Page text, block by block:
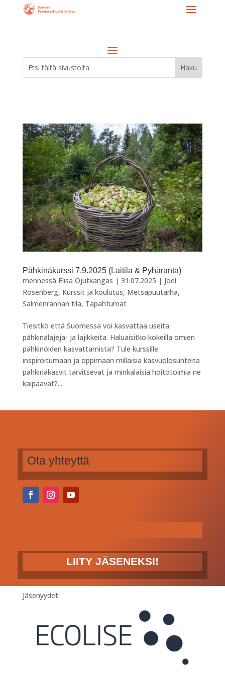
Pähkinäkurssi 7.9.2025 (Laitila & Pyhäranta)
mennessä Elisa Ojutkangas | 31.07.2025 | Joel
Rosenberg, Kurssit ja koulutus, Metsäpuutarha,
Salmenrannan tila, Tapahtumat
Tiesitkö että Suomessa voi kasvattaa useita
pähkinälajeja- ja lajikkeita. Haluaisitko kokeilla omien
pähkinöiden kasvattamista? Tule kurssille
inspiroitumaan ja oppimaan millaisia kasvuolosuhteita
pähkinäkasvit tarvitsevat ja minkälaisia hoitotoimia ne
kaipaavat?...
Ota yhteyttä
LIITY JÄSENEKSI!
Jäsenyydet: